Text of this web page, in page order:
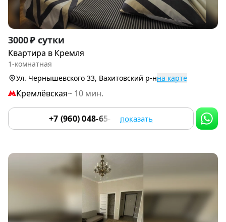
Item
1
of
9
3000 ₽ сутки
Квартира в Кремля
1-комнатная
Ул. Чернышевского 33, Вахитовский р-нна карте
Кремлёвская~ 10 мин.
+7 (960) 048-65-30 показать